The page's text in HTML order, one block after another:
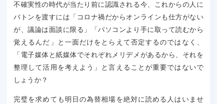
不確実性の時代が当たり前に認識される今、これからの人に
バトンを渡すには「コロナ禍だからオンラインも仕方がない
が、議論は面談に限る」「パソコンより手に取って読むから
覚えるんだ」と一面だけをとらえて否定するのではなく、
「電子媒体と紙媒体でそれぞれメリデメがあるから、それを
整理して活用を考えよう」と言えることが重要ではないで
しょうか？
完璧を求めても明日の為替相場を絶対に読める人はいませ